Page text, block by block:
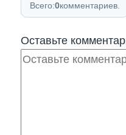
Всего:0комментариев.
Оставьте
Комментарий